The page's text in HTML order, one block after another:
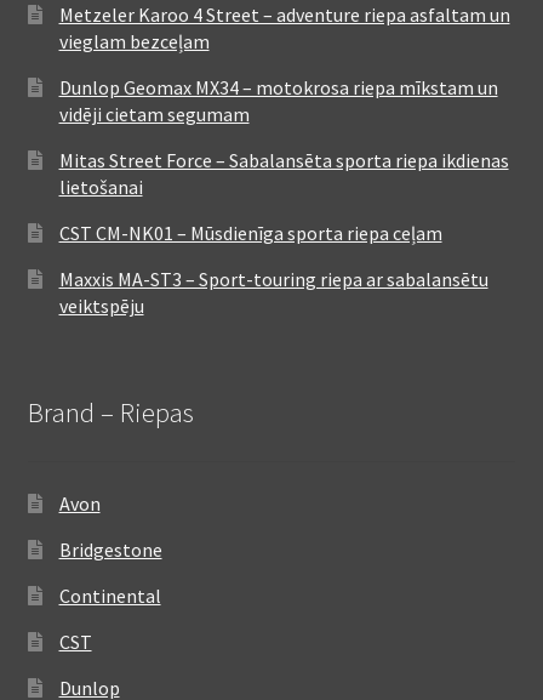
Metzeler Karoo 4 Street – adventure riepa asfaltam un
vieglam bezceļam
Dunlop Geomax MX34 – motokrosa riepa mīkstam un
vidēji cietam segumam
Mitas Street Force – Sabalansēta sporta riepa ikdienas
lietošanai
CST CM-NK01 – Mūsdienīga sporta riepa ceļam
Maxxis MA-ST3 – Sport-touring riepa ar sabalansētu
veiktspēju
Brand – Riepas
Avon
Bridgestone
Continental
CST
Dunlop